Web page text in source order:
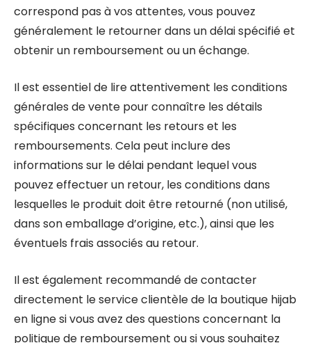
correspond pas à vos attentes, vous pouvez
généralement le retourner dans un délai spécifié et
obtenir un remboursement ou un échange.
Il est essentiel de lire attentivement les conditions
générales de vente pour connaître les détails
spécifiques concernant les retours et les
remboursements. Cela peut inclure des
informations sur le délai pendant lequel vous
pouvez effectuer un retour, les conditions dans
lesquelles le produit doit être retourné (non utilisé,
dans son emballage d’origine, etc.), ainsi que les
éventuels frais associés au retour.
Il est également recommandé de contacter
directement le service clientèle de la boutique hijab
en ligne si vous avez des questions concernant la
politique de remboursement ou si vous souhaitez